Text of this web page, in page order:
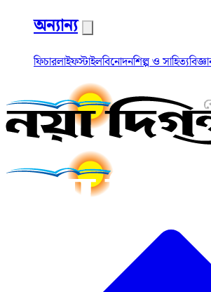
অন্যান্য
ফিচারলাইফস্টাইলবিনোদনশিল্প ও সাহিত্য